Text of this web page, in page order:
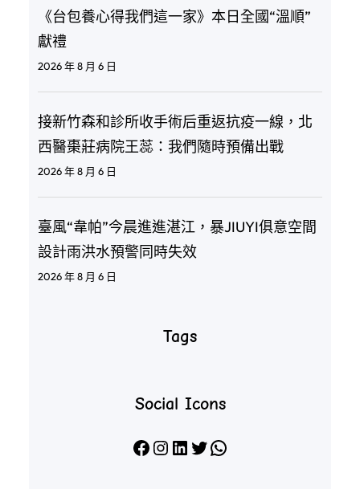
《台包養心得我們這一家》本日全國“溫順”
獻禮
2026 年 8 月 6 日
接新竹森和診所收手術后重返抗疫一線，北
西醫棗莊病院王蕊：我們隨時預備出戰
2026 年 8 月 6 日
臺風“韋帕”今晨進進湛江，暴JIUYI俱意空間
設計雨洪水預警同時失效
2026 年 8 月 6 日
Tags
Social Icons
Facebook Instagram LinkedIn X WhatsApp